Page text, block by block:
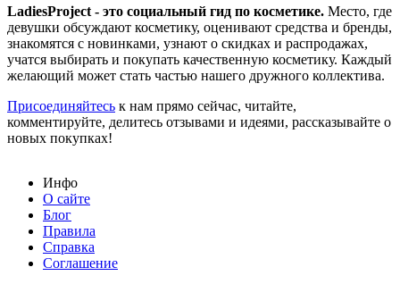
LadiesProject - это социальный гид по косметике. Место, где
девушки обсуждают косметику, оценивают средства и бренды,
знакомятся с новинками, узнают о скидках и распродажах,
учатся выбирать и покупать качественную косметику. Каждый
желающий может стать частью нашего дружного коллектива.
Присоединяйтесь к нам прямо сейчас, читайте,
комментируйте, делитесь отзывами и идеями, рассказывайте о
новых покупках!
Инфо
О сайте
Блог
Правила
Справка
Соглашение